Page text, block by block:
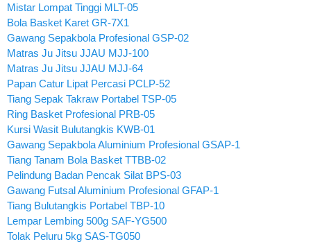
Mistar Lompat Tinggi MLT-05
Bola Basket Karet GR-7X1
Gawang Sepakbola Profesional GSP-02
Matras Ju Jitsu JJAU MJJ-100
Matras Ju Jitsu JJAU MJJ-64
Papan Catur Lipat Percasi PCLP-52
Tiang Sepak Takraw Portabel TSP-05
Ring Basket Profesional PRB-05
Kursi Wasit Bulutangkis KWB-01
Gawang Sepakbola Aluminium Profesional GSAP-1
Tiang Tanam Bola Basket TTBB-02
Pelindung Badan Pencak Silat BPS-03
Gawang Futsal Aluminium Profesional GFAP-1
Tiang Bulutangkis Portabel TBP-10
Lempar Lembing 500g SAF-YG500
Tolak Peluru 5kg SAS-TG050